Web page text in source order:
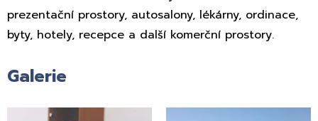
prezentační prostory, autosalony, lékárny, ordinace,
byty, hotely, recepce a další komerční prostory.
Galerie